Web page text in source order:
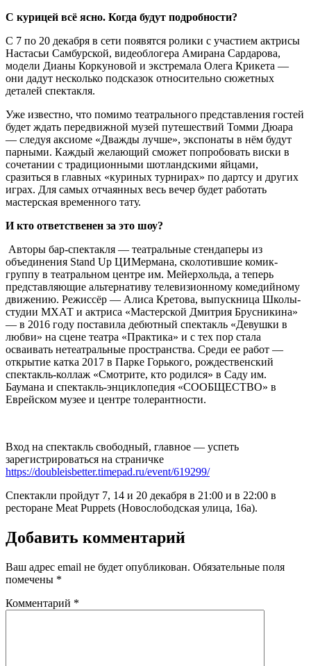
С курицей всё ясно. Когда будут подробности?
С 7 по 20 декабря в сети появятся ролики с участием актрисы
Настасьи Самбурской, видеоблогера Амирана Сардарова,
модели Дианы Коркуновой и экстремала Олега Крикета —
они дадут несколько подсказок относительно сюжетных
деталей спектакля.
Уже известно, что помимо театрального представления гостей
будет ждать передвижной музей путешествий Томми Дюара
— следуя аксиоме «Дважды лучше», экспонаты в нём будут
парными. Каждый желающий сможет попробовать виски в
сочетании с традиционными шотландскими яйцами,
сразиться в главных «куриных турнирах» по дартсу и других
играх. Для самых отчаянных весь вечер будет работать
мастерская временного тату.
И кто ответственен за это шоу?
Авторы бар-спектакля — театральные стендаперы из
объединения Stand Up ЦИМермана, сколотившие комик-
группу в театральном центре им. Мейерхольда, а теперь
представляющие альтернативу телевизионному комедийному
движению. Режиссёр — Алиса Кретова, выпускница Школы-
студии МХАТ и актриса «Мастерской Дмитрия Брусникина»
— в 2016 году поставила дебютный спектакль «Девушки в
любви» на сцене театра «Практика» и с тех пор стала
осваивать нетеатральные пространства. Среди ее работ —
открытие катка 2017 в Парке Горького, рождественский
спектакль-коллаж «Смотрите, кто родился» в Саду им.
Баумана и спектакль-энциклопедия «СООБЩЕСТВО» в
Еврейском музее и центре толерантности.
Вход на спектакль свободный, главное — успеть
зарегистрироваться на страничке
https://doubleisbetter.timepad.ru/event/619299/
Спектакли пройдут 7, 14 и 20 декабря в 21:00 и в 22:00 в
ресторане Meat Puppets (Новослободская улица, 16а).
Добавить комментарий
Ваш адрес email не будет опубликован. Обязательные поля
помечены *
Комментарий *